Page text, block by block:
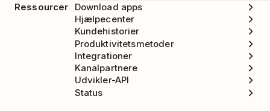
Ressourcer
Download apps
Hjælpecenter
Kundehistorier
Produktivitetsmetoder
Integrationer
Kanalpartnere
Udvikler-API
Status